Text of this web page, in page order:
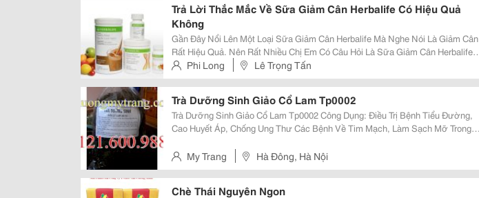
Trả Lời Thắc Mắc Về Sữa Giảm Cân Herbalife Có Hiệu Quả
Không
Gần Đây Nổi Lên Một Loại Sữa Giảm Cân Herbalife Mà Nghe Nói Là Giảm Cân
Rất Hiệu Quả. Nên Rất Nhiều Chị Em Có Câu Hỏi Là Sữa Giảm Cân Herbalife
Có Hiệu Quả Không . Hãy Cùng Tôi Tìm Hiểu Thực Hư Ra Sao Nhé! Công Ty
Herbalife Được Bắt Nguồn Từ Mỹ, Đã Đ
Phi Long Lê Trọng Tấn
Trà Dưỡng Sinh Giảo Cổ Lam Tp0002
Trà Dưỡng Sinh Giảo Cổ Lam Tp0002 Công Dụng: Điều Trị Bệnh Tiểu Đường,
Cao Huyết Áp, Chống Ung Thư Các Bệnh Về Tim Mạch, Làm Sạch Mỡ Trong
Http://Phuongmytrang.com/Index.php?Option=C
My Trang Hà Đông, Hà Nội
Chè Thái Nguyên Ngon